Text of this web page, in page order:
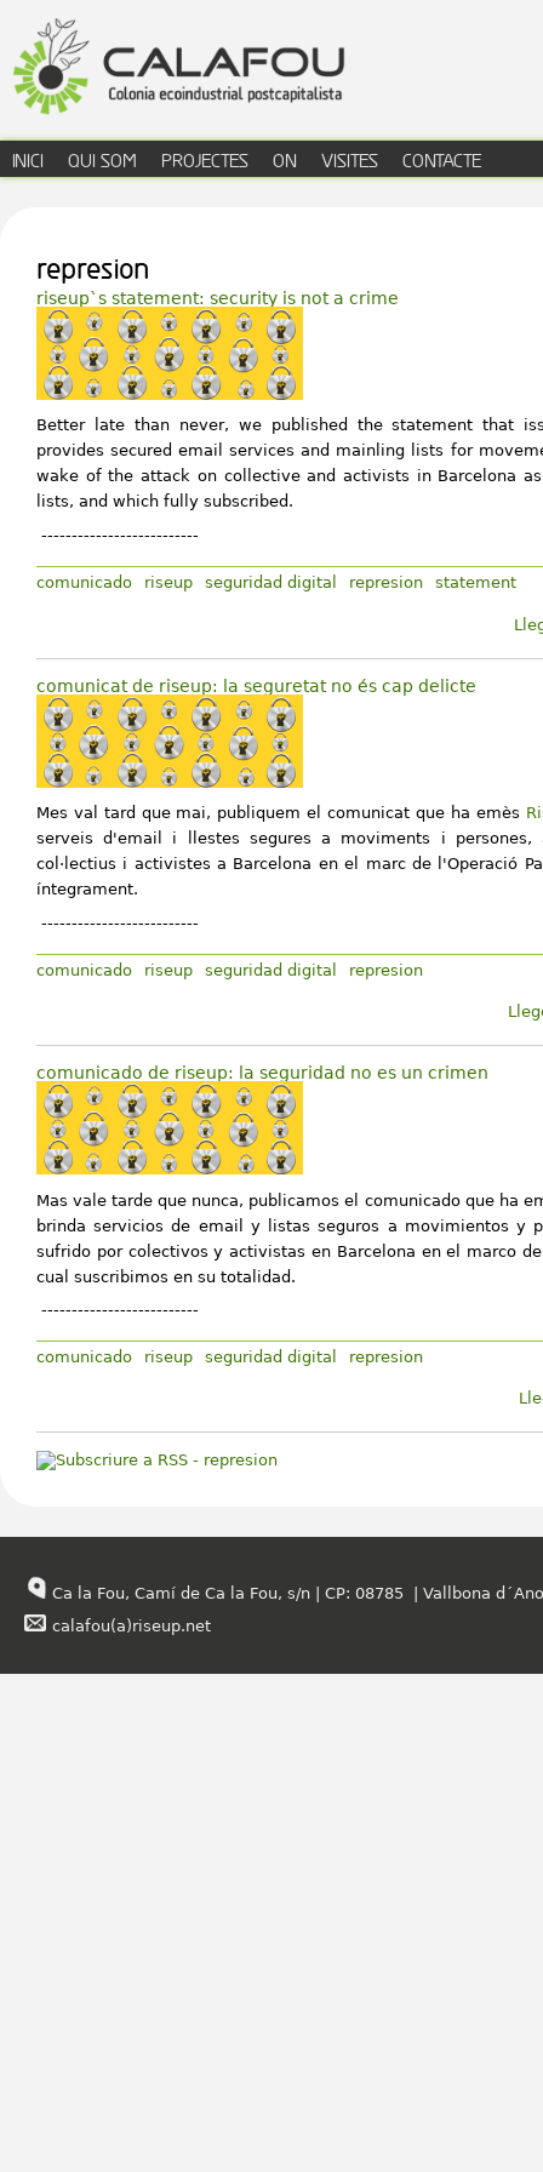
represion
riseup`s statement: security is not a crime
Better late than never, we published the statement that
provides secured email services and mainling lists for
wake of the attack on collective and activists in Barcelona
lists, and which fully subscribed.
--------------------------
comunicado riseup seguridad digital represion statement
comunicat de riseup: la seguretat no és cap delicte
Mes val tard que mai, publiquem el comunicat que ha emès
serveis d'email i llestes segures a moviments i
col·lectius i activistes a Barcelona en el marc de l'Operació
íntegrament.
--------------------------
comunicado riseup seguridad digital represion
comunicado de riseup: la seguridad no es un crimen
Mas vale tarde que nunca, publicamos el comunicado que ha
brinda servicios de email y listas seguros a movimientos y
sufrido por colectivos y activistas en Barcelona en el marco
cual suscribimos en su totalidad.
--------------------------
comunicado riseup seguridad digital represion
menú principal
INICI QUI SOM PROJECTES ON VISITES CONTACTE
Ca la Fou, Camí de Ca la Fou, s/n | CP: 08785 | Vallbona
calafou(a)riseup.net